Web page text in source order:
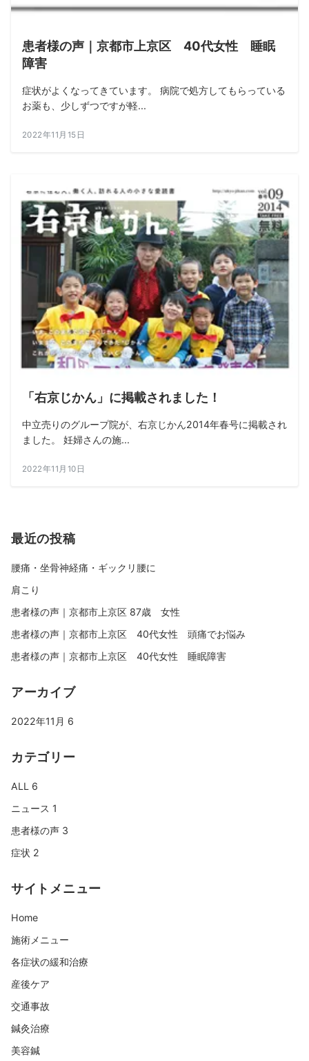
患者様の声｜京都市上京区 40代女性 睡眠
障害
症状がよくなってきています。 病院で処方してもらっている
お薬も、少しずつですが軽...
2022年11月15日
「右京じかん」に掲載されました！
中立売りのグループ院が、右京じかん2014年春号に掲載され
ました。 妊婦さんの施...
2022年11月10日
最近の投稿
腰痛・坐骨神経痛・ギックリ腰に
肩こり
患者様の声｜京都市上京区 87歳 女性
患者様の声｜京都市上京区 40代女性 頭痛でお悩み
患者様の声｜京都市上京区 40代女性 睡眠障害
アーカイブ
2022年11月 6
カテゴリー
ALL 6
ニュース 1
患者様の声 3
症状 2
サイトメニュー
Home
施術メニュー
各症状の緩和治療
産後ケア
交通事故
鍼灸治療
美容鍼